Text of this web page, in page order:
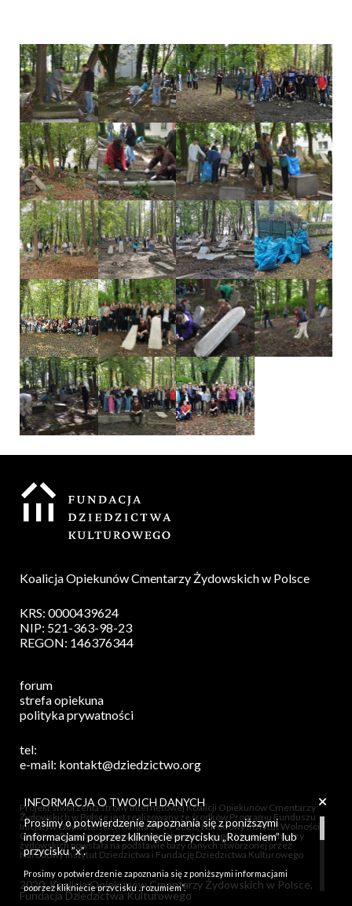
Koalicja Opiekunów Cmentarzy Żydowskich w Polsce
KRS: 0000439624
NIP: 521-363-98-23
REGON: 146376344
forum
strefa opiekuna
polityka prywatności
tel:
e-mail: kontakt@dziedzictwo.org
Projekt stworzenia strony internetowej Koalicji Opiekunów Cmentarzy
Żydowskich w Polsce jest realizowany ze środków Programu Funduszu
Inicjatyw Obywatelskich na lata 2014-2020, Narodowy Instytut Wolności -
Centrum Rozwoju Społeczeństwa Obywatelskiego. Mapa cmentarzy
żydowskich powstała na podstawie bazy danych stworzonej przez
Narodowy Instytut Dziedzictwa i Fundację Dziedzictwa Kulturowego
2020. Koalicja Opiekunów Cmentarzy Żydowskich w Polsce,
Fundacja Dziedzictwa Kulturowego
+
INFORMACJA O TWOICH DANYCH
Prosimy o potwierdzenie zapoznania się z poniższymi
informacjami poprzez kliknięcie przycisku „Rozumiem” lub
przycisku ”x”.
Prosimy o potwierdzenie zapoznania się z poniższymi informacjami
poprzez kliknięcie przycisku „rozumiem”.